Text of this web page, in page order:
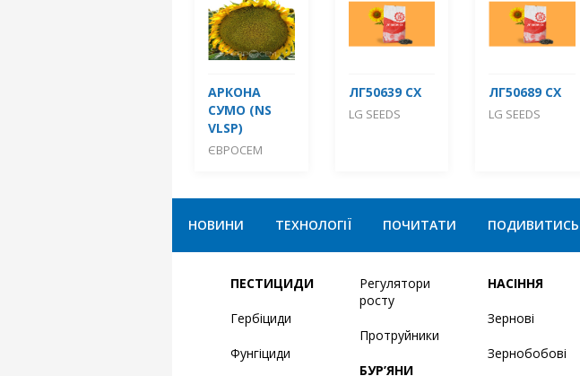
АРКОНА
СУМО (NS
VLSP)
ЄВРОСЕМ
ЛГ50639 СХ
LG SEEDS
ЛГ50689 СХ
LG SEEDS
НОВИНИ ТЕХНОЛОГІЇ ПОЧИТАТИ ПОДИВИТИСЬ
ПЕСТИЦИДИ
Гербіциди
Фунгіциди
Регулятори
росту
Протруйники
БУР’ЯНИ
НАСІННЯ
Зернові
Зернобобові